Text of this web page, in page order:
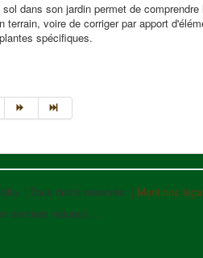
dans son jardin permet de
terrain, voire de corriger par apport
spécifiques.
| Tous droits réservés. | Mentions
sentiers naturels...